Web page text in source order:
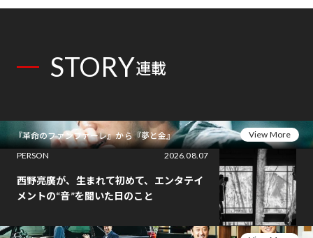
STORY連載
『革命のファンファーレ』から『夢と金』
View More
PERSON
2026.08.07
西野亮廣が、生まれて初めて、エンタテイ
メントの“音”を聞いた日のこと